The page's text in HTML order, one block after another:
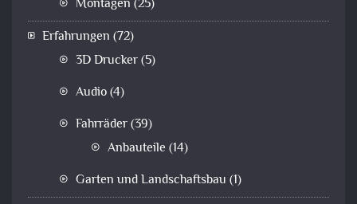
Montagen (25)
Erfahrungen (72)
3D Drucker(5)
Audio(4)
Fahrräder(39)
Anbauteile (14)
Garten und Landschaftsbau (1)